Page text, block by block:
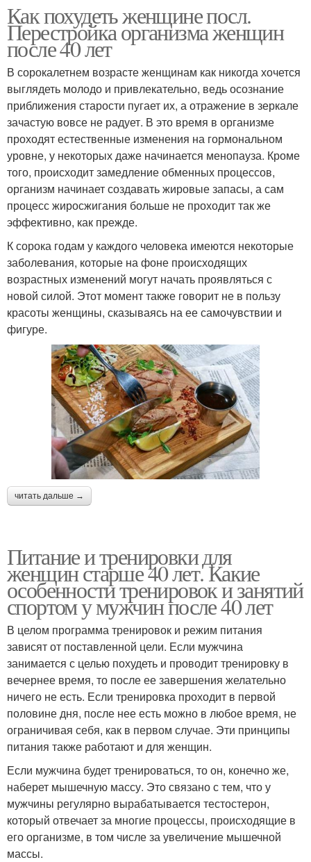
Как похудеть женщине посл.
Перестройка организма женщин
после 40 лет
В сорокалетнем возрасте женщинам как никогда хочется
выглядеть молодо и привлекательно, ведь осознание
приближения старости пугает их, а отражение в зеркале
зачастую вовсе не радует. В это время в организме
проходят естественные изменения на гормональном
уровне, у некоторых даже начинается менопауза. Кроме
того, происходит замедление обменных процессов,
организм начинает создавать жировые запасы, а сам
процесс жиросжигания больше не проходит так же
эффективно, как прежде.
К сорока годам у каждого человека имеются некоторые
заболевания, которые на фоне происходящих
возрастных изменений могут начать проявляться с
новой силой. Этот момент также говорит не в пользу
красоты женщины, сказываясь на ее самочувствии и
фигуре.
читать дальше →
Питание и тренировки для
женщин старше 40 лет. Какие
особенности тренировок и занятий
спортом у мужчин после 40 лет
В целом программа тренировок и режим питания
зависят от поставленной цели. Если мужчина
занимается с целью похудеть и проводит тренировку в
вечернее время, то после ее завершения желательно
ничего не есть. Если тренировка проходит в первой
половине дня, после нее есть можно в любое время, не
ограничивая себя, как в первом случае. Эти принципы
питания также работают и для женщин.
Если мужчина будет тренироваться, то он, конечно же,
наберет мышечную массу. Это связано с тем, что у
мужчины регулярно вырабатывается тестостерон,
который отвечает за многие процессы, происходящие в
его организме, в том числе за увеличение мышечной
массы.